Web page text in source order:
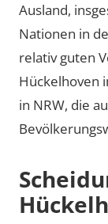
Ausland,
Nationen in
relativ guten
Hückelhoven
in NRW, die